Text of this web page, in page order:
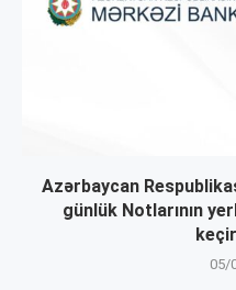
Azərbaycan
günlük Notlarının
05/